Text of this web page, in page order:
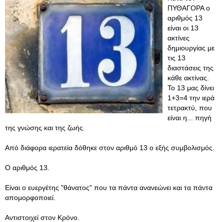
ΠΥΘΑΓΟΡΑ ο
αριθμός 13
είναι οι 13
ακτίνες
δημιουργίας με
τις 13
διαστάσεις της
κάθε ακτίνας.
Το 13 μας δίνει
1+3=4 την ιερά
τετρακτύ, που
είναι η... πηγή
της γνώσης και της ζωής.
Από διάφορα ιερατεία δόθηκε στον αριθμό 13 ο εξής συμβολισμός.
O αριθμός 13.
Είναι ο ευεργέτης "θάνατος" που τα πάντα ανανεώνει και τα πάντα
απομορφοποιεί.
Αντιστοιχεί στον Κρόνο.